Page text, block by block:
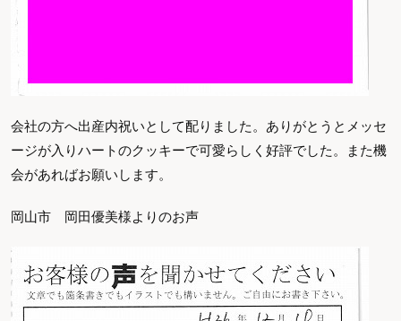
会社の方へ出産内祝いとして配りました。ありがとうとメッセ
ージが入りハートのクッキーで可愛らしく好評でした。また機
会があればお願いします。
岡山市 岡田優美様よりのお声